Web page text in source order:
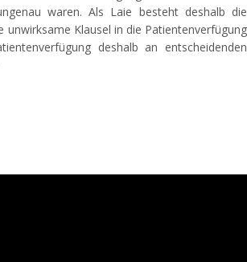
waren. Als Laie besteht deshalb die
unwirksame Klausel in die Patientenverfügung
deshalb an entscheidenden